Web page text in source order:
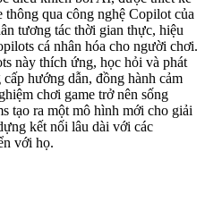
qua công nghệ Copilot của
tương tác thời gian thực, hiệu
cá nhân hóa cho người chơi.
này thích ứng, học hỏi và phát
hướng dẫn, đồng hành cảm
chơi game trở nên sống
tạo ra một mô hình mới cho giải
kết nối lâu dài với các
với họ.